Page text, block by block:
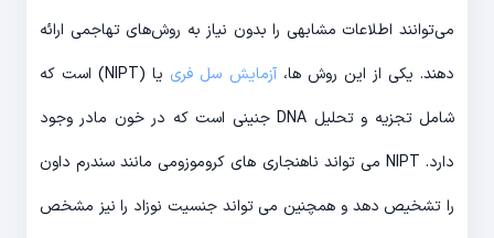
می‌توانند اطلاعات مشابهی را بدون نیاز به روش‌های تهاجمی ارائه
دهند. یکی از این روش ها،آزمایش سل فری
یا (NIPT) است که
شامل تجزیه و تحلیل DNA جنینی است که در خون مادر وجود
دارد. NIPT می تواند ناهنجاری های کروموزومی مانند سندرم داون
را تشخیص دهد و همچنین می تواند جنسیت نوزاد را نیز مشخص